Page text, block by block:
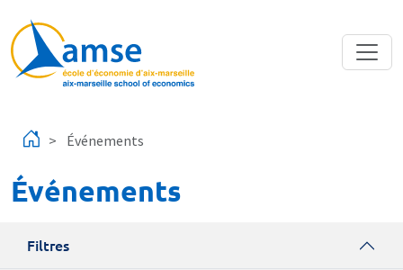
Événements
Événements
Filtres